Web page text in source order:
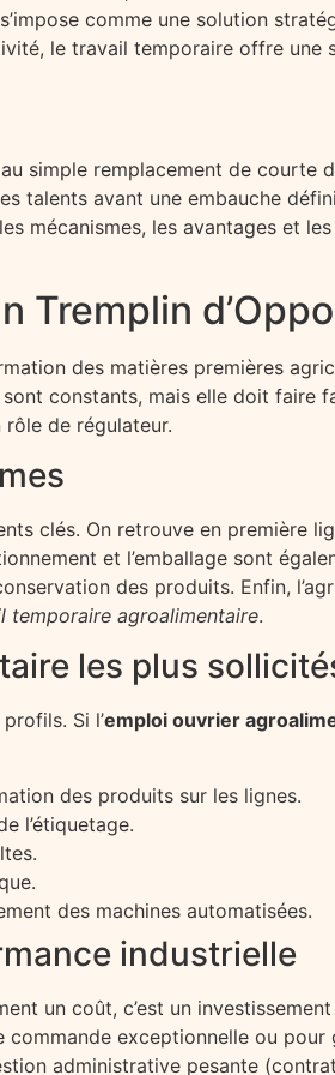
s’impose comme une solution
le travail temporaire offre une
simple remplacement de courte
talents avant une embauche
mécanismes, les avantages et
Tremplin
des matières premières
constants, mais elle doit
rôle de régulateur.
clés. On retrouve en première
et l’emballage sont
des produits. Enfin,
temporaire agroalimentaire.
les plus
Si l’emploi ouvrier
des produits sur les lignes.
l’étiquetage.
des machines automatisées.
industrielle
un coût, c’est un
exceptionnelle ou
administrative pesante